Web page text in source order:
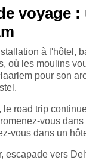
voyage
à l'hôtel,
où les moulins
pour son
le road trip
vous
vous dans un
escapade vers